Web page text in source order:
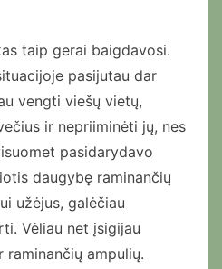
taip gerai baigdavosi.
pasijutau dar
vengti viešų vietų,
ir nepriiminėti jų, nes
pasidarydavo
daugybę raminančių
užėjus, galėčiau
Vėliau net įsigijau
ampulių.